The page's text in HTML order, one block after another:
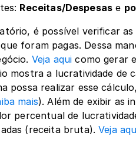
Receitas/Despesas e
é possível verificar
foram pagas. Dessa
Veja aqui como gerar
mostra a lucratividade de
possa realizar esse
mais). Além de exibir as
percentual de
(receita bruta). Veja